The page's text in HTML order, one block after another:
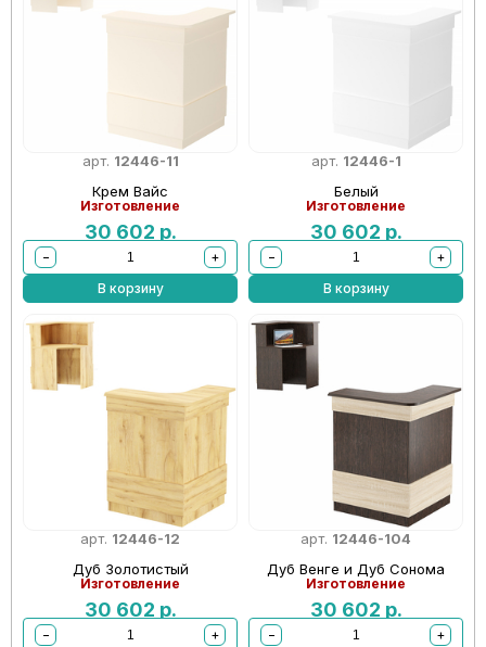
арт. 12446-11
Крем Вайс
Изготовление
30 602 р.
−
+
В корзину
арт. 12446-1
Белый
Изготовление
30 602 р.
−
+
В корзину
арт. 12446-12
Дуб Золотистый
Изготовление
30 602 р.
−
+
арт. 12446-104
Дуб Венге и Дуб Сонома
Изготовление
30 602 р.
−
+